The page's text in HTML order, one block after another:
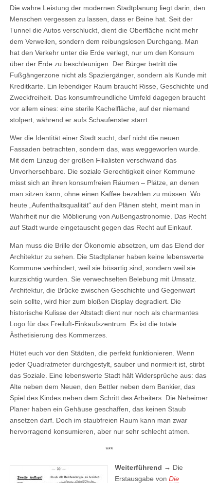
Die wahre Leistung der modernen Stadtplanung liegt darin, den
Menschen vergessen zu lassen, dass er Beine hat. Seit der
Tunnel die Autos verschluckt, dient die Oberfläche nicht mehr
dem Verweilen, sondern dem reibungslosen Durchgang. Man
hat den Verkehr unter die Erde verlegt, nur um den Konsum
über der Erde zu beschleunigen. Der Bürger betritt die
Fußgängerzone nicht als Spaziergänger, sondern als Kunde mit
Kreditkarte. Ein lebendiger Raum braucht Risse, Geschichte und
Zweckfreiheit. Das konsumfreundliche Umfeld dagegen braucht
vor allem eines: eine sterile Kachelfläche, auf der niemand
stolpert, während er aufs Schaufenster starrt.
Wer die Identität einer Stadt sucht, darf nicht die neuen
Fassaden betrachten, sondern das, was weggeworfen wurde.
Mit dem Einzug der großen Filialisten verschwand das
Unvorhersehbare. Die soziale Gerechtigkeit einer Kommune
misst sich an ihren konsumfreien Räumen – Plätze, an denen
man sitzen kann, ohne einen Kaffee bezahlen zu müssen. Wo
heute „Aufenthaltsqualität“ auf den Plänen steht, meint man in
Wahrheit nur die Möblierung von Außengastronomie. Das Recht
auf Stadt wurde eingetauscht gegen das Recht auf Einkauf.
Man muss die Brille der Ökonomie absetzen, um das Elend der
Architektur zu sehen. Die Stadtplaner haben keine lebenswerte
Kommune verhindert, weil sie bösartig sind, sondern weil sie
kurzsichtig wurden. Sie verwechselten Belebung mit Umsatz.
Architektur, die Brücke zwischen Geschichte und Gegenwart
sein sollte, wird hier zum bloßen Display degradiert. Die
historische Kulisse der Altstadt dient nur noch als charmantes
Logo für das Freiluft-Einkaufszentrum. Es ist die totale
Ästhetisierung des Kommerzes.
Hütet euch vor den Städten, die perfekt funktionieren. Wenn
jeder Quadratmeter durchgestylt, sauber und normiert ist, stirbt
das Soziale. Eine lebenswerte Stadt hält Widersprüche aus: das
Alte neben dem Neuen, den Bettler neben dem Bankier, das
Spiel des Kindes neben dem Schritt des Arbeiters. Die Neheimer
Planer haben ein Gehäuse geschaffen, das keinen Staub
ansetzen darf. Doch im staubfreien Raum kann man zwar
hervorragend konsumieren, aber nur sehr schlecht atmen.
***
Weiterführend → Die
Erstausgabe von Die